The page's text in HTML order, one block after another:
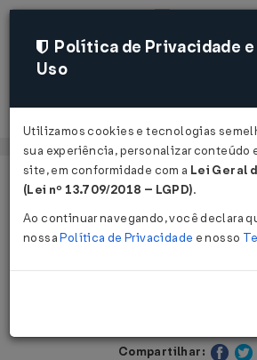
Página Inicial Legislações
Decreto Nº 48127 DE
Publicado no DOE - PB em
Compartilhar:
Política de Privacidade e
Uso
Utilizamos cookies e tecnologias
sua experiência, personalizar conteúdo
site, em conformidade com a Lei Geral
(Lei nº 13.709/2018 – LGPD).
Ao continuar navegando, você declara
nossaPolítica de Privacidade e nosso